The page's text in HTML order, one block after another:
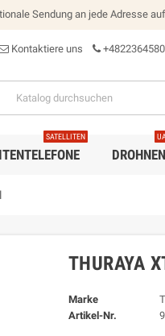
Sendung an jede Adresse
Kontaktiere uns
SATELLITEN
DROHNEN
THURAYA
Marke
Artikel-Nr.